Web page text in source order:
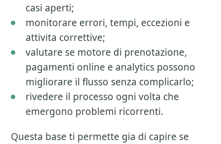
casi aperti;
monitorare errori, tempi, eccezioni e
attivita correttive;
valutare se motore di prenotazione,
pagamenti online e analytics possono
migliorare il flusso senza complicarlo;
rivedere il processo ogni volta che
emergono problemi ricorrenti.
Questa base ti permette gia di capire se